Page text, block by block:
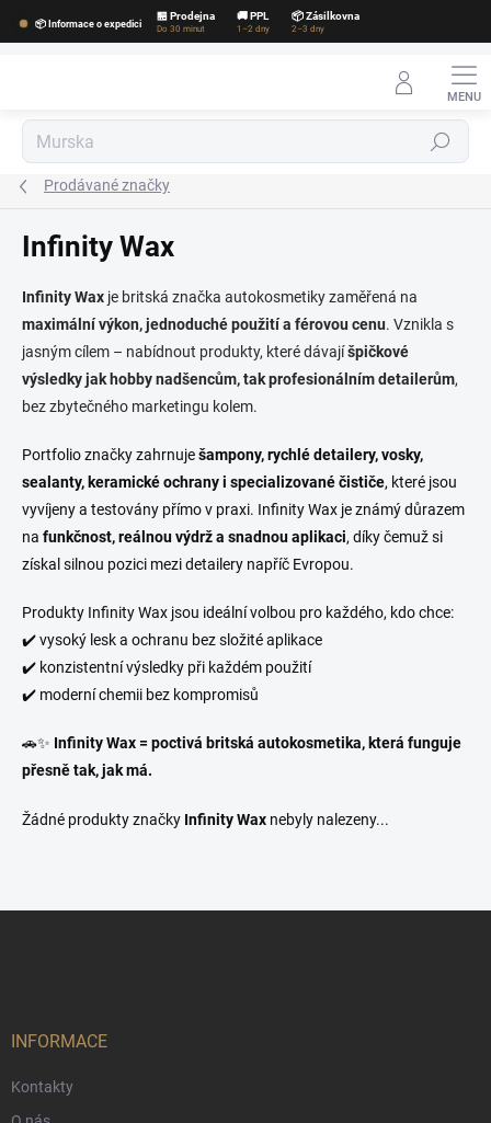
📦 Informace o expedici
🏪 Prodejna 🚚 PPL 📦 Zásilkovna
Do 30 minut 1–2 dny 2–3 dny
Hledat
Prodávané značky
Infinity Wax
Infinity Wax je britská značka autokosmetiky zaměřená na
maximální výkon, jednoduché použití a férovou cenu. Vznikla s
jasným cílem – nabídnout produkty, které dávajíšpičkové
výsledky jak hobby nadšencům, tak profesionálním detailerům,
bez zbytečného marketingu kolem.
Portfolio značky zahrnuješampony, rychlé detailery, vosky,
sealanty, keramické ochrany i specializované čističe, které jsou
vyvíjeny a testovány přímo v praxi. Infinity Wax je známý důrazem
na funkčnost, reálnou výdrž a snadnou aplikaci, díky čemuž si
získal silnou pozici mezi detailery napříč Evropou.
Produkty Infinity Wax jsou ideální volbou pro každého, kdo chce:
✔️ vysoký lesk a ochranu bez složité aplikace
✔️ konzistentní výsledky při každém použití
✔️ moderní chemii bez kompromisů
🚗✨ Infinity Wax = poctivá britská autokosmetika, která funguje
přesně tak, jak má.
Žádné produkty značky Infinity Wax nebyly nalezeny...
INFORMACE
Kontakty